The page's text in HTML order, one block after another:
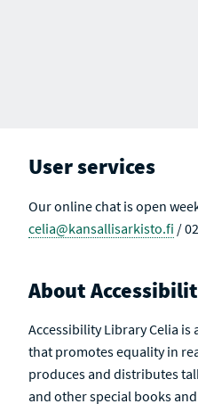
User services
Our online chat is open
celia@kansallisarkisto.fi /
About
Accessibility Library Celia
that promotes equality in
produces and distributes
and other special books